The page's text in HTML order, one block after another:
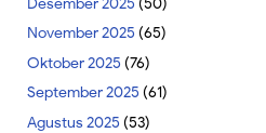
November 2025 (65)
Oktober 2025 (76)
September 2025 (61)
Agustus 2025 (53)